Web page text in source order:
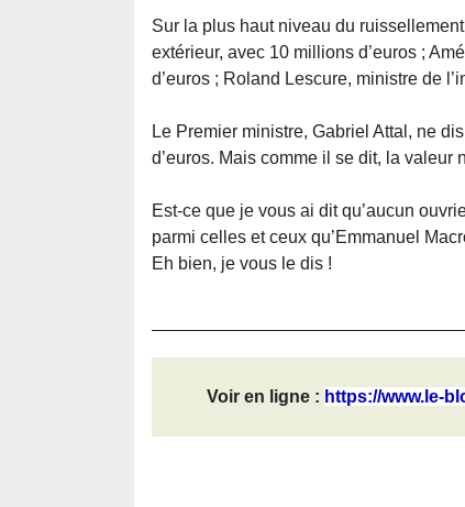
Sur la plus haut niveau du
extérieur, avec 10 millions d’euros ;
d’euros ; Roland Lescure, ministre de
Le Premier ministre, Gabriel Attal, ne
d’euros. Mais comme il se dit, la valeur
Est-ce que je vous ai dit qu’aucun
parmi celles et ceux qu’Emmanuel
Eh bien, je vous le dis !
Voir en ligne : https://www.le-